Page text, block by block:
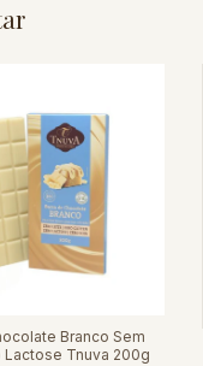
Branco Sem
Lactose Tnuva 200g